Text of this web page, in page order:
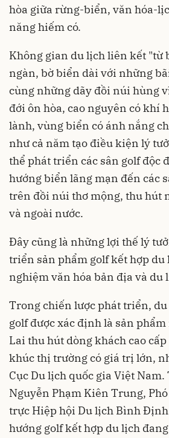
hòa giữa rừng-biển, văn hóa-
năng hiếm có.
Không gian du lịch liên kết "từ
ngàn, bờ biển dài với những
cùng những dãy đồi núi hùng
đới ôn hòa, cao nguyên có khí
lành, vùng biển có ánh nắng
như cả năm tạo điều kiện lý
thể phát triển các sân golf độc
hướng biển lãng mạn đến các
trên đồi núi thơ mộng, thu hút
và ngoài nước.
Đây cũng là những lợi thế lý
triển sản phẩm golf kết hợp
nghiệm văn hóa bản địa và du
Trong chiến lược phát triển,
golf được xác định là sản
Lai thu hút dòng khách cao
khúc thị trường có giá trị lớn,
Cục Du lịch quốc gia Việt Nam.
Nguyễn Phạm Kiên Trung,
trực Hiệp hội Du lịch Bình
hướng golf kết hợp du lịch